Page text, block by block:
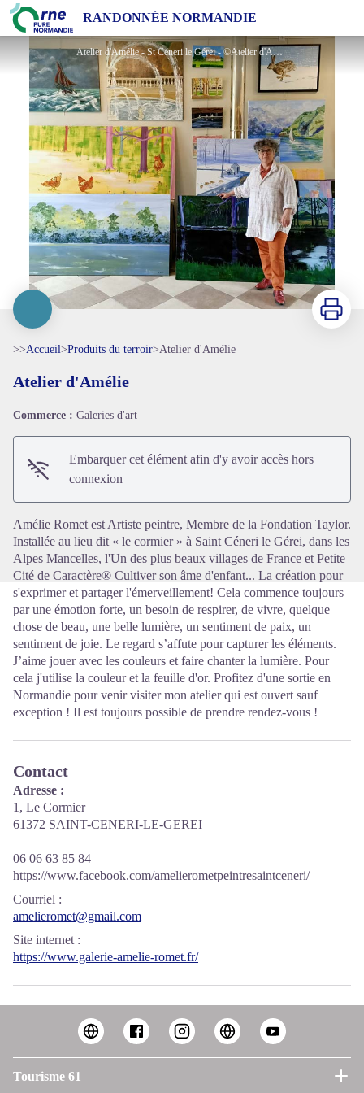
RANDONNÉE NORMANDIE
Atelier d'Amélie
Atelier d'Amélie - St Céneri le Gérei - ©Atelier d'Amélie
Voir l'image en plein écran
Imprimer
>>Accueil>Produits du terroir>Atelier d'Amélie
Atelier d'Amélie
Commerce : Galeries d'art
Embarquer cet élément afin d'y avoir accès hors
connexion
Amélie Romet est Artiste peintre, Membre de la Fondation Taylor.
Installée au lieu dit « le cormier » à Saint Céneri le Gérei, dans les
Alpes Mancelles, l'Un des plus beaux villages de France et Petite
Cité de Caractère® Cultiver son âme d'enfant... La création pour
s'exprimer et partager l'émerveillement! Cela commence toujours
par une émotion forte, un besoin de respirer, de vivre, quelque
chose de beau, une belle lumière, un sentiment de paix, un
sentiment de joie. Le regard s’affute pour capturer les éléments.
J’aime jouer avec les couleurs et faire chanter la lumière. Pour
cela j'utilise la couleur et la feuille d'or. Profitez d'une sortie en
Normandie pour venir visiter mon atelier qui est ouvert sauf
exception ! Il est toujours possible de prendre rendez-vous !
Contact
Adresse :
1, Le Cormier
61372 SAINT-CENERI-LE-GEREI
06 06 63 85 84
https://www.facebook.com/amelierometpeintresaintceneri/
Courriel :
amelieromet@gmail.com
Site internet :
https://www.galerie-amelie-romet.fr/
Tourisme 61